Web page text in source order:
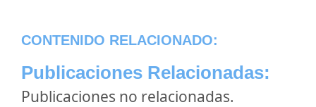
CONTENIDO RELACIONADO:
Publicaciones Relacionadas:
Publicaciones no relacionadas.